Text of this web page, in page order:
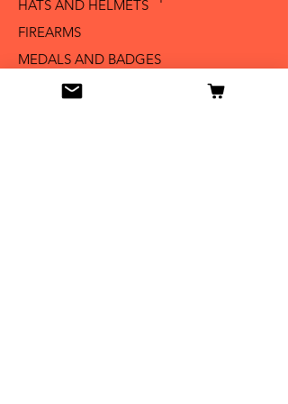
HATS AND HELMETS '
FIREARMS
MEDALS AND BADGES
BAYONETS